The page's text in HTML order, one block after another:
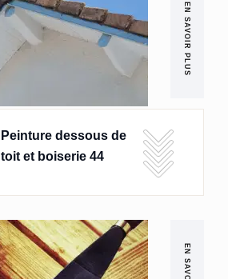
EN SAVOIR PLUS
Peinture dessous de
toit et boiserie 44